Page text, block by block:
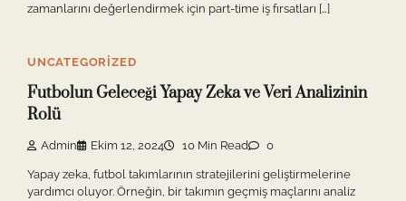
zamanlarını değerlendirmek için part-time iş fırsatları […]
UNCATEGORIZED
Futbolun Geleceği Yapay Zeka ve Veri Analizinin
Rolü
Admin Ekim 12, 2024 10 Min Read 0
Yapay zeka, futbol takımlarının stratejilerini geliştirmelerine
yardımcı oluyor. Örneğin, bir takımın geçmiş maçlarını analiz